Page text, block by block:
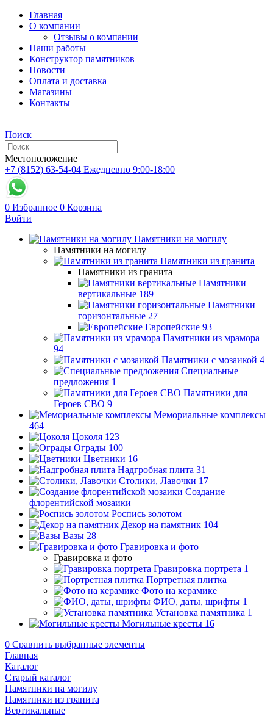
Главная
О компании
Отзывы о компании
Наши работы
Конструктор памятников
Новости
Оплата и доставка
Магазины
Контакты
Поиск
Местоположение
+7 (8152) 63-54-04 Ежедневно 9:00-18:00
0 Избранное 0 Корзина
Войти
Памятники на могилу
Памятники на могилу
Памятники из гранита
Памятники из гранита
Памятники
вертикальные 189
Памятники
горизонтальные 27
Европейские 93
Памятники из мрамора
94
Памятники с мозаикой 4
Специальные
предложения 1
Памятники для
Героев СВО 9
Мемориальные комплексы
464
Цоколя 123
Ограды 100
Цветники 16
Надгробная плита 31
Столики, Лавочки 17
Создание
флорентийской мозаики
Роспись золотом
Декор на памятник 104
Вазы 28
Гравировка и фото
Гравировка и фото
Гравировка портрета 1
Портретная плитка
Фото на керамике
ФИО, даты, шрифты 1
Установка памятника 1
Могильные кресты 16
0 Сравнить выбранные элементы
Главная
Каталог
Старый каталог
Памятники на могилу
Памятники из гранита
Вертикальные